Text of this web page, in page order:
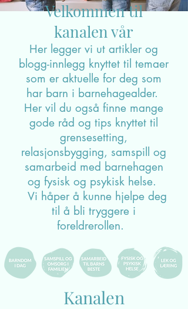
Velkommen til
kanalen vår
Her legger vi ut artikler og
blogg-innlegg knyttet til temaer
som er aktuelle for deg som
har barn i barnehagealder.
Her vil du også finne mange
gode råd og tips knyttet til
grensesetting,
relasjonsbygging, samspill og
samarbeid med barnehagen
og fysisk og psykisk helse.
Vi håper å kunne hjelpe deg
til å bli tryggere i
foreldrerollen.
Kanalen